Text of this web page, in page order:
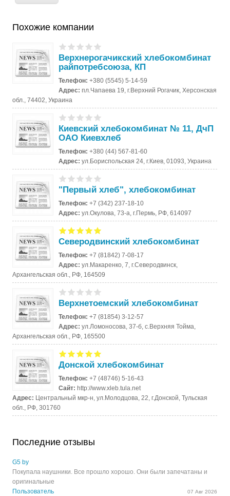
Похожие компании
Верхнерогачикский хлебокомбинат
райпотребсоюза, КП
Телефон:+380 (5545) 5-14-59
Адрес:пл.Чапаева 19, г.Верхний Рогачик, Херсонская
обл., 74402, Украина
Киевский хлебокомбинат № 11, ДчП
ОАО Киевхлеб
Телефон:+380 (44) 567-81-60
Адрес:ул.Бориспольская 24, г.Киев, 01093, Украина
"Первый хлеб", хлебокомбинат
Телефон:+7 (342) 237-18-10
Адрес:ул.Окулова, 73-а, г.Пермь, РФ, 614097
Северодвинский хлебокомбинат
Телефон:+7 (81842) 7-08-17
Адрес:ул.Макаренко, 7, г.Северодвинск,
Архангельская обл., РФ, 164509
Верхнетоемский хлебокомбинат
Телефон:+7 (81854) 3-12-57
Адрес:ул.Ломоносова, 37-б, с.Верхняя Тойма,
Архангельская обл., РФ, 165500
Донской хлебокомбинат
Телефон:+7 (48746) 5-16-43
Сайт:http://www.xleb.tula.net
Адрес: Центральный мкр-н, ул.Молодцова, 22, г.Донской, Тульская
обл., РФ, 301760
Последние отзывы
G5 by
Покупала наушники. Все прошло хорошо. Они были запечатаны и
оригинальные
Пользователь
07 Авг 2026